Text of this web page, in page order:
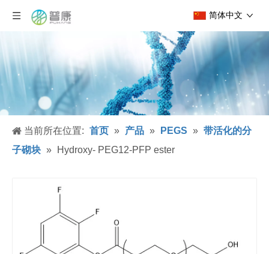
简体中文
当前所在位置: 首页 » 产品 » PEGS » 带活化的分
子砌块 » Hydroxy- PEG12-PFP ester